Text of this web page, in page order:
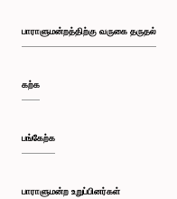
பாராளுமன்றத்திற்கு வருகை தருதல்
கற்க
பங்கேற்க
பாராளுமன்ற உறுப்பினர்கள்